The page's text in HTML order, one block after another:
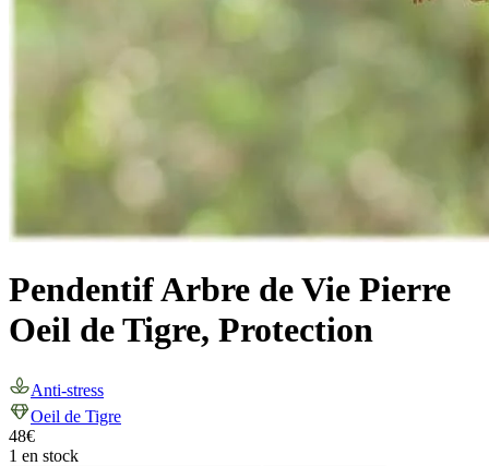
Pendentif Arbre de Vie Pierre
Oeil de Tigre, Protection
Anti-stress
Oeil de Tigre
48€
1 en stock